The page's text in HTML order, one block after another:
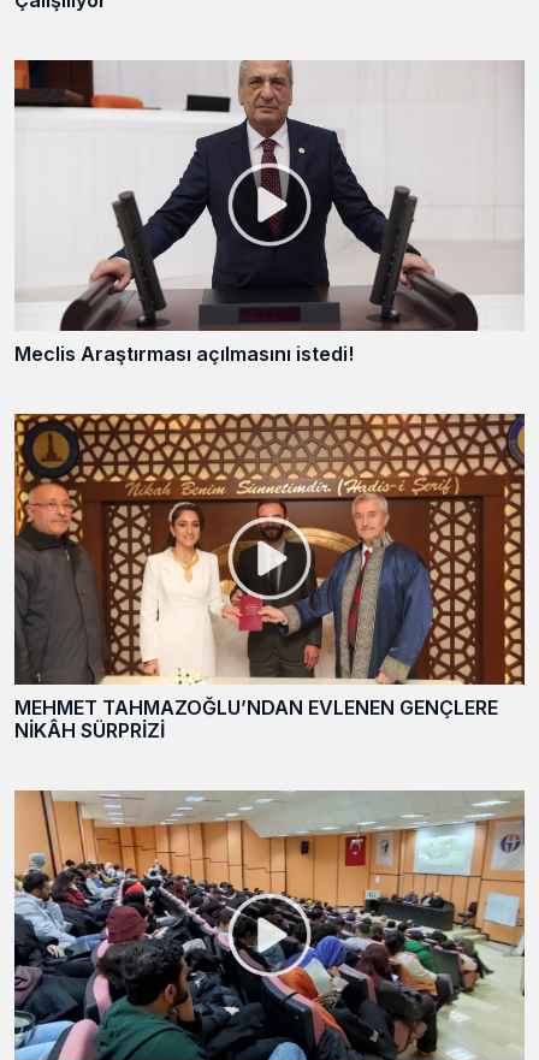
Meclis Araştırması açılmasını istedi!
MEHMET TAHMAZOĞLU’NDAN EVLENEN GENÇLERE
NİKÂH SÜRPRİZİ